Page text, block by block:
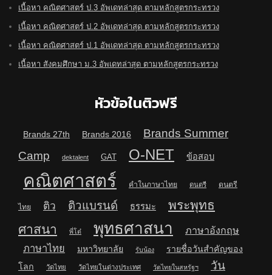
เนื้อหา คณิตศาสตร์ ป.3 อัพเดทล่าสุด ตามหลักสูตรกระทรวง
เนื้อหา คณิตศาสตร์ ป.2 อัพเดทล่าสุด ตามหลักสูตรกระทรวง
เนื้อหา คณิตศาสตร์ ป.1 อัพเดทล่าสุด ตามหลักสูตรกระทรวง
เนื้อหา สังคมศึกษา ม.3 อัพเดทล่าสุด ตามหลักสูตรกระทรวง
หัวข้อในติวฟรี
Brands 27th Brands 2016
Brands Summer
Camp
dektalent GAT O-NET ข้อสอบ
คณิตศาสตร์ คำในภาษาไทย ดนตรี ดนตรี
ไทย ติว ติวแบรนด์ ธรรมะ
พระพุทธ
ศาสนา
พี่โต๋ พุทธศาสนา ภาษาอังกฤษ
ภาษาไทย มหาวิทยาลัย รับน้อง
รายชื่อวันสำคัญของ
โลก
วัดไทย วัดไทยในต่างประเทศ วัดไทยในสหรัฐฯ วัน